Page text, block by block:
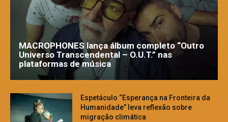
MACROPHONES lança álbum completo “Outro
Universo Transcendental – O.U.T.” nas
plataformas de música
Espetáculo “Esperança na Fronteira da
Humanidade” leva reflexão sobre
migração climática